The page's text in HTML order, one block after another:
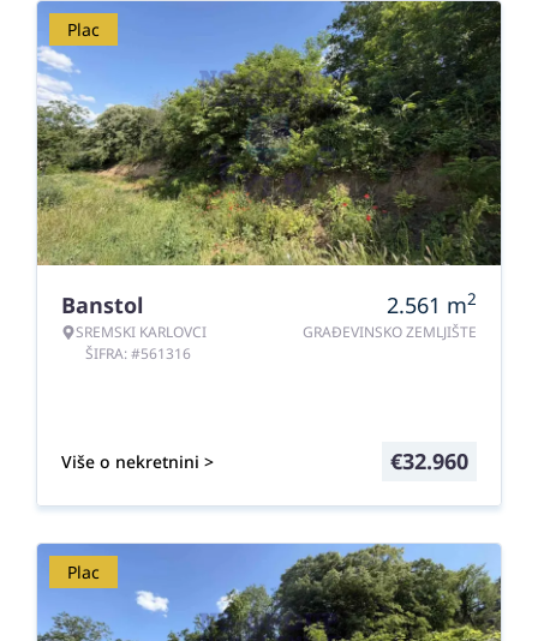
Plac
Banstol
SREMSKI KARLOVCI
ŠIFRA: #561316
2.561 m2
GRAĐEVINSKO ZEMLJIŠTE
Više o nekretnini > €32.960
Plac